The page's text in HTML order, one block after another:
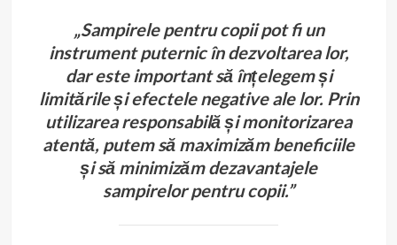
„Sampirele pentru copii pot fi un
instrument puternic în dezvoltarea lor,
dar este important să înțelegem și
limitările și efectele negative ale lor. Prin
utilizarea responsabilă și monitorizarea
atentă, putem să maximizăm beneficiile
și să minimizăm dezavantajele
sampirelor pentru copii.”